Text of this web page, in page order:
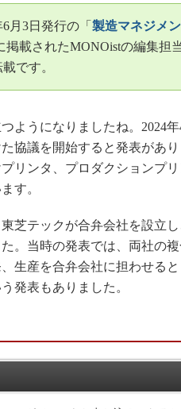
日本ものづくりワールド
AUTOMOTIVE WORLD
業オープンネット展
ISO26262
無償設計ツール
3Dプリンタ
インダストリー4.0
イノベーション
製造業ビッグデータ
植物工場
知財マネジメント
海外生産
月3日発行の「 製造マネジメン
掲載されたMONOistの編集担
です。
ようになりましたね。2024年
協議を開始すると発表があり
リンタ、プロダクションプ
す。
芝テックが合弁会社を設立
。当時の発表では、両社の
生産を合弁会社に担わせると
発表もありました。